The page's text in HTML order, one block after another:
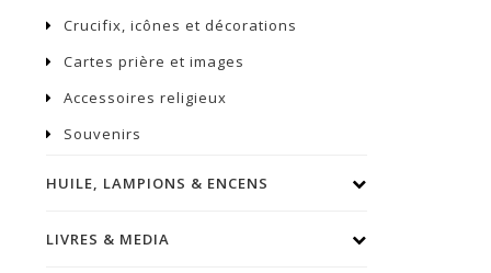
Crucifix, icônes et décorations
Cartes prière et images
Accessoires religieux
Souvenirs
HUILE, LAMPIONS & ENCENS
LIVRES & MEDIA